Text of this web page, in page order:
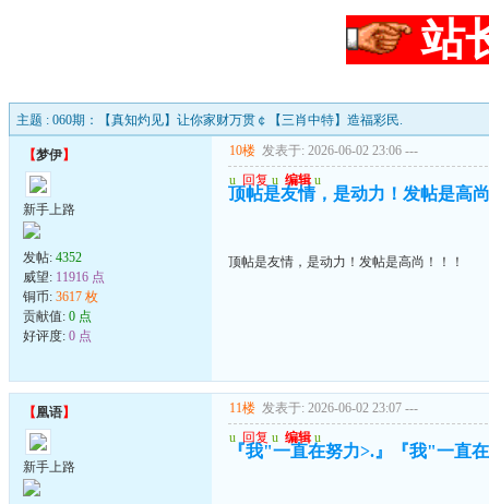
站
主题 : 060期：【真知灼见】让你家财万贯￠【三肖中特】造福彩民.
【梦伊】
新手上路
发帖: 4352
威望: 11916 点
铜币: 3617 枚
贡献值: 0 点
好评度: 0 点
10楼 发表于: 2026-06-02 23:06 ---
u 回复 u 编辑 u
顶帖是友情，是动力！发帖是高
顶帖是友情，是动力！发帖是高尚！！！
【凰语】
新手上路
11楼 发表于: 2026-06-02 23:07 ---
u 回复 u 编辑 u
『我"一直在努力>.』『我"一直